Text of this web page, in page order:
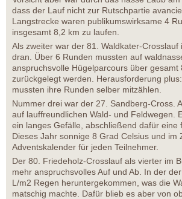
dass der Lauf nicht zur Rutschpartie
Langstrecke waren publikumswirksame 4
insgesamt 8,2 km zu laufen.
Als zweiter war der 81. Waldkater-Crosslauf
dran. Über 6 Runden mussten auf
anspruchsvolle Hügelparcours über gesamt
zurückgelegt werden. Herausforderung
mussten ihre Runden selber mitzählen.
Nummer drei war der 27. Sandberg-Cross.
auf lauffreundlichen Wald- und Feldwegen.
ein langes Gefälle, abschließend dafür eine
Dieses Jahr sonnige 8 Grad Celsius und im
Adventskalender für jeden Teilnehmer.
Der 80. Friedeholz-Crosslauf als vierter im
mehr anspruchsvolles Auf und Ab. In der
L/m2 Regen heruntergekommen, was die
matschig machte. Dafür blieb es aber von